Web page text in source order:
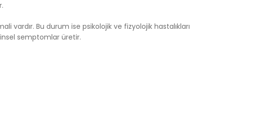
vardır. Bu durum ise psikolojik ve fizyolojik hastalıkları
semptomlar üretir.